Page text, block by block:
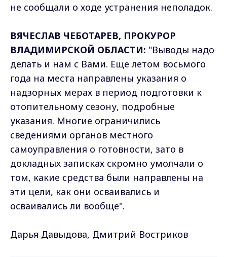
не сообщали о ходе устранения неполадок.
ВЯЧЕСЛАВ ЧЕБОТАРЕВ, ПРОКУРОР
ВЛАДИМИРСКОЙ ОБЛАСТИ: "Выводы надо
делать и нам с Вами. Еще летом восьмого
года на места направлены указания о
надзорных мерах в период подготовки к
отопительному сезону, подробные
указания. Многие ограничились
сведениями органов местного
самоуправления о готовности, зато в
докладных записках скромно умолчали о
том, какие средства были направлены на
эти цели, как они осваивались и
осваивались ли вообще".
Дарья Давыдова, Дмитрий Востриков